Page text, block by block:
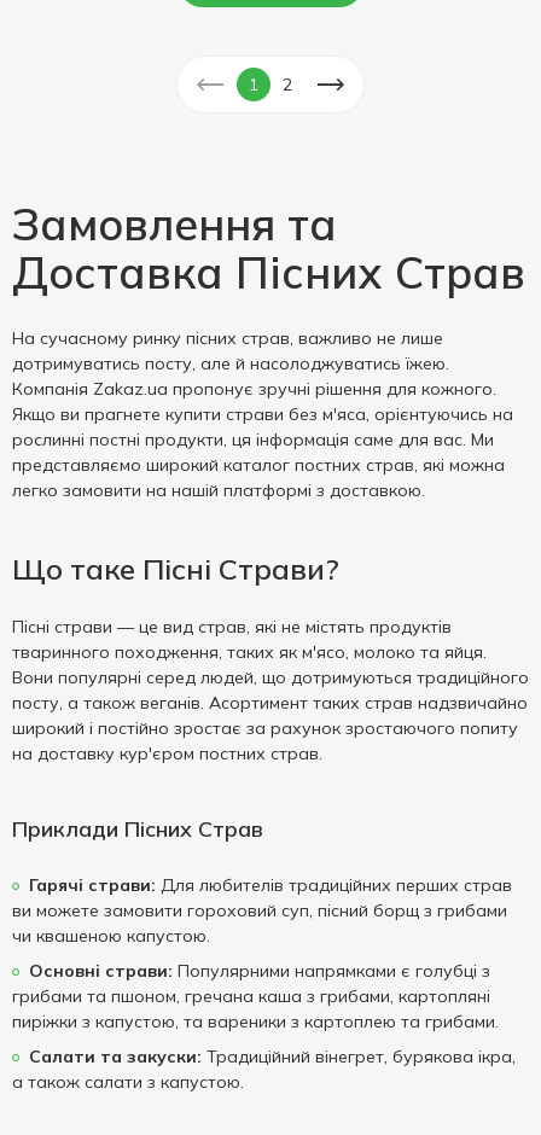
1 2
Замовлення та
Доставка Пісних Страв
На сучасному ринку пісних страв, важливо не лише
дотримуватись посту, але й насолоджуватись їжею.
Компанія Zakaz.ua пропонує зручні рішення для кожного.
Якщо ви прагнете купити страви без м'яса, орієнтуючись на
рослинні постні продукти, ця інформація саме для вас. Ми
представляємо широкий каталог постних страв, які можна
легко замовити на нашій платформі з доставкою.
Що таке Пісні Страви?
Пісні страви — це вид страв, які не містять продуктів
тваринного походження, таких як м'ясо, молоко та яйця.
Вони популярні серед людей, що дотримуються традиційного
посту, а також веганів. Асортимент таких страв надзвичайно
широкий і постійно зростає за рахунок зростаючого попиту
на доставку кур'єром постних страв.
Приклади Пісних Страв
Гарячі страви: Для любителів традиційних перших страв
ви можете замовити гороховий суп, пісний борщ з грибами
чи квашеною капустою.
Основні страви: Популярними напрямками є голубці з
грибами та пшоном, гречана каша з грибами, картопляні
пиріжки з капустою, та вареники з картоплею та грибами.
Салати та закуски: Традиційний вінегрет, бурякова ікра,
а також салати з капустою.